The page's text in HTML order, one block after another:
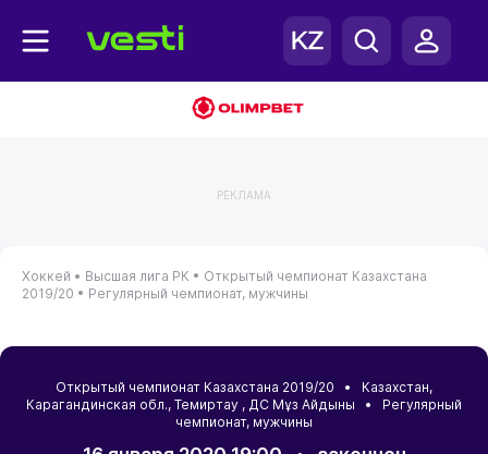
РЕКЛАМА
Хоккей • Высшая лига РК • Открытый чемпионат Казахстана
2019/20 • Регулярный чемпионат, мужчины
Открытый чемпионат Казахстана 2019/20 • Казахстан,
Карагандинская обл., Темиртау , ДС Мұз Айдыны • Регулярный
чемпионат, мужчины